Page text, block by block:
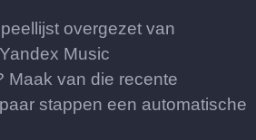
overgezet van
Music
Maak van die recente
stappen een automatische